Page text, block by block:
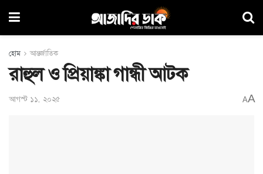
হোম আন্তর্জাতিক
রাহুল ও প্রিয়াঙ্কা গান্ধী আটক
আগস্ট ১১, ২০২৫ AA